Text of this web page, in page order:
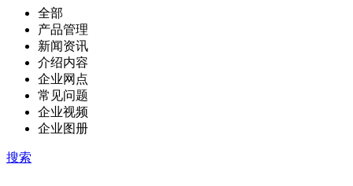
全部
产品管理
新闻资讯
介绍内容
企业网点
常见问题
企业视频
企业图册
搜索